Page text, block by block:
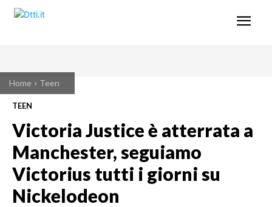
Home Teen
TEEN
Victoria Justice è atterrata a
Manchester, seguiamo
Victorius tutti i giorni su
Nickelodeon